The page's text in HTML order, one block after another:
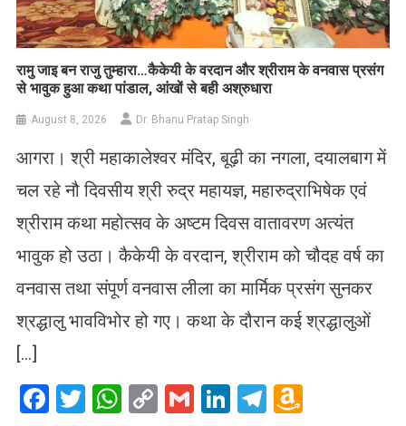
रामु जाइ बन राजु तुम्हारा…कैकेयी के वरदान और श्रीराम के वनवास प्रसंग
से भावुक हुआ कथा पांडाल, आंखों से बही अश्रुधारा
August 8, 2026 Dr. Bhanu Pratap Singh
आगरा। श्री महाकालेश्वर मंदिर, बूढ़ी का नगला, दयालबाग में
चल रहे नौ दिवसीय श्री रुद्र महायज्ञ, महारुद्राभिषेक एवं
श्रीराम कथा महोत्सव के अष्टम दिवस वातावरण अत्यंत
भावुक हो उठा। कैकेयी के वरदान, श्रीराम को चौदह वर्ष का
वनवास तथा संपूर्ण वनवास लीला का मार्मिक प्रसंग सुनकर
श्रद्धालु भावविभोर हो गए। कथा के दौरान कई श्रद्धालुओं
[…]
Facebook
Twitter
WhatsApp
CopyGmailLinkedIn
Telegram